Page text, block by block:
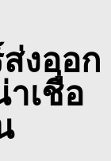
งออก
เชื่อ